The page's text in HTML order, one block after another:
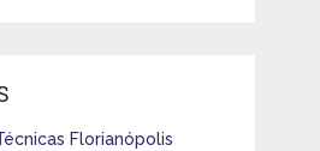
Florianópolis